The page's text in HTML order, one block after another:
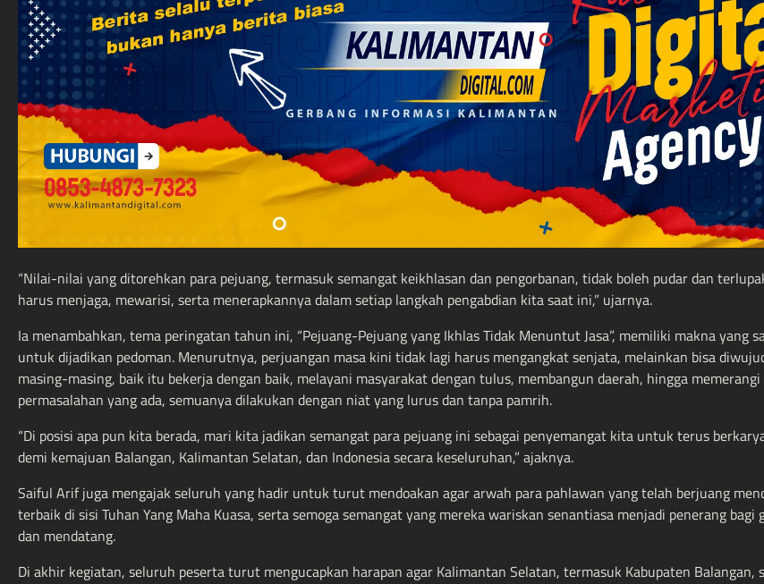
“Nilai-nilai yang ditorehkan para pejuang, termasuk semangat keikhlasan dan pengorbanan, tidak boleh pudar dan
harus menjaga, mewarisi, serta menerapkannya dalam setiap langkah pengabdian kita saat ini,” ujarnya.
Ia menambahkan, tema peringatan tahun ini, “Pejuang-Pejuang yang Ikhlas Tidak Menuntut Jasa”, memiliki makna yang
untuk dijadikan pedoman. Menurutnya, perjuangan masa kini tidak lagi harus mengangkat senjata, melainkan bisa
masing-masing, baik itu bekerja dengan baik, melayani masyarakat dengan tulus, membangun daerah, hingga memerangi
permasalahan yang ada, semuanya dilakukan dengan niat yang lurus dan tanpa pamrih.
“Di posisi apa pun kita berada, mari kita jadikan semangat para pejuang ini sebagai penyemangat kita untuk terus
demi kemajuan Balangan, Kalimantan Selatan, dan Indonesia secara keseluruhan,” ajaknya.
Saiful Arif juga mengajak seluruh yang hadir untuk turut mendoakan agar arwah para pahlawan yang telah berjuang
terbaik di sisi Tuhan Yang Maha Kuasa, serta semoga semangat yang mereka wariskan senantiasa menjadi penerang bagi
dan mendatang.
Di akhir kegiatan, seluruh peserta turut mengucapkan harapan agar Kalimantan Selatan, termasuk Kabupaten Balangan,